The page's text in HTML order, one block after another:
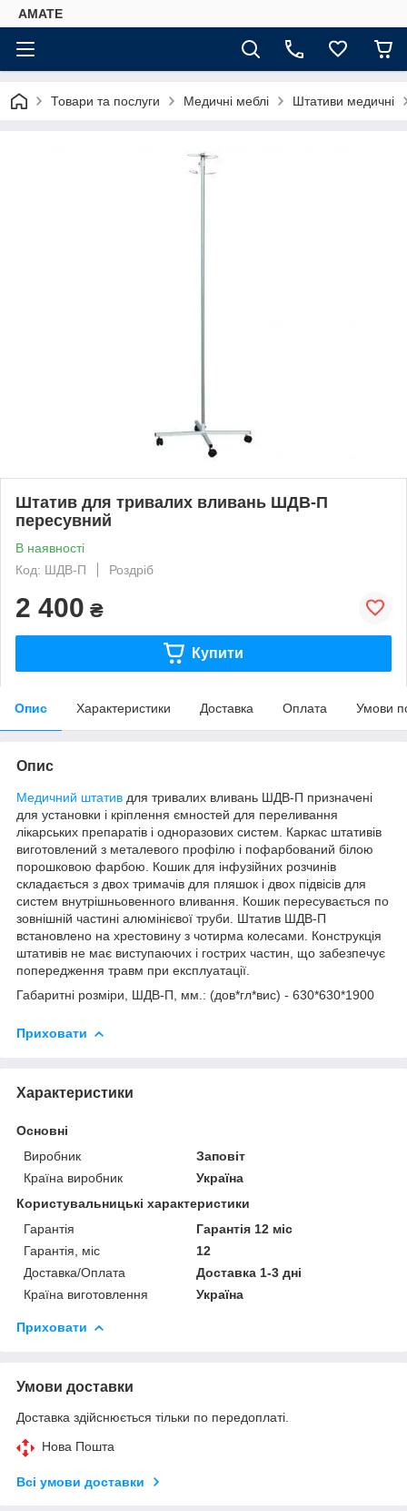
AMATE
Товари та послуги Медичні меблі Штативи медичні
Штатив для тривалих вливань ШДВ-П
пересувний
В наявності
Код: ШДВ-П
Роздріб
2 400 ₴
Купити
Опис Характеристики Доставка Оплата Умови
Опис
Медичний штатив для тривалих вливань ШДВ-П призначені
для установки і кріплення ємностей для переливання
лікарських препаратів і одноразових систем. Каркас штативів
виготовлений з металевого профілю і пофарбований білою
порошковою фарбою. Кошик для інфузійних розчинів
складається з двох тримачів для пляшок і двох підвісів для
систем внутрішньовенного вливання. Кошик пересувається по
зовнішній частині алюмінієвої труби. Штатив ШДВ-П
встановлено на хрестовину з чотирма колесами. Конструкція
штативів не має виступаючих і гострих частин, що забезпечує
попередження травм при експлуатації.
Габаритні розміри, ШДВ-П, мм.: (дов*гл*вис) - 630*630*1900
Приховати
Характеристики
Основні
Виробник
Заповіт
Країна виробник
Україна
Користувальницькі характеристики
Гарантія
Гарантія 12 міс
Гарантія, міс
12
Доставка/Оплата
Доставка 1-3 дні
Країна виготовлення
Україна
Приховати
Умови доставки
Доставка здійснюється тільки по передоплаті.
Нова Пошта
Всі умови доставки